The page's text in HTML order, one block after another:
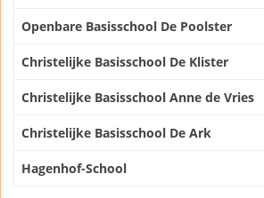
Openbare Basisschool De Poolster
Christelijke Basisschool De Klister
Christelijke Basisschool Anne de Vries
Christelijke Basisschool De Ark
Hagenhof-School